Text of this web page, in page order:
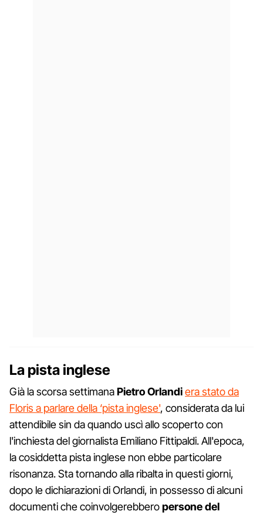
La pista inglese
Già la scorsa settimanaPietro Orlandiera stato da
Floris a parlare della ‘pista inglese', considerata da lui
attendibile sin da quando uscì allo scoperto con
l'inchiesta del giornalista Emiliano Fittipaldi. All'epoca,
la cosiddetta pista inglese non ebbe particolare
risonanza. Sta tornando alla ribalta in questi giorni,
dopo le dichiarazioni di Orlandi, in possesso di alcuni
documenti che coinvolgerebberopersone del